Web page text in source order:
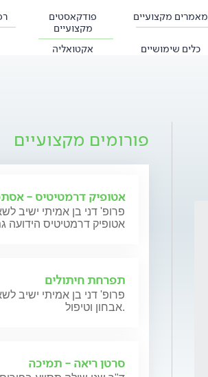
מאמרים מקצועיים
פודקאסטים
מקצועיים
כלים שימושיים אקטואליה
פורומים מקצועיים
אטופיק דרמטיטיס -
פרופ' דני בן אמיתי ישיב
אטופיק דרמטיטיס
תפרחת חיתולים
פרופ' דני בן אמיתי ישיב
אבחון וטיפול.
סרטן ריאה - תמיכה